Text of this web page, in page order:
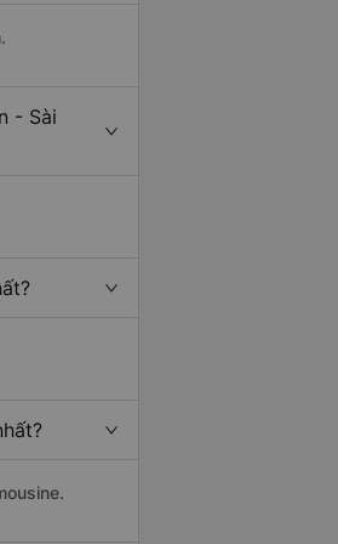
- Sài